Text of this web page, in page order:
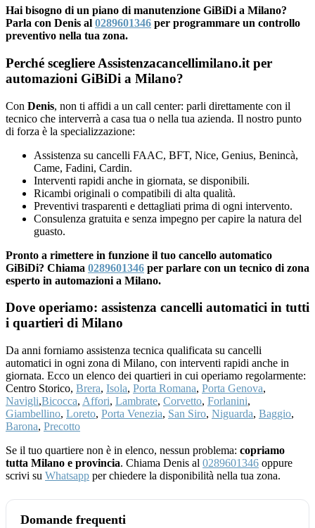
Hai bisogno di un piano di manutenzione GiBiDi a Milano?
Parla con Denis al 0289601346 per programmare un controllo
preventivo nella tua zona.
Perché scegliere Assistenzacancellimilano.it per
automazioni GiBiDi a Milano?
Con Denis, non ti affidi a un call center: parli direttamente con il
tecnico che interverrà a casa tua o nella tua azienda. Il nostro punto
di forza è la specializzazione:
Assistenza su cancelli FAAC, BFT, Nice, Genius, Benincà,
Came, Fadini, Cardin.
Interventi rapidi anche in giornata, se disponibili.
Ricambi originali o compatibili di alta qualità.
Preventivi trasparenti e dettagliati prima di ogni intervento.
Consulenza gratuita e senza impegno per capire la natura del
guasto.
Pronto a rimettere in funzione il tuo cancello automatico
GiBiDi? Chiama 0289601346 per parlare con un tecnico di zona
esperto in automazioni a Milano.
Dove operiamo: assistenza cancelli automatici in tutti
i quartieri di Milano
Da anni forniamo assistenza tecnica qualificata su cancelli
automatici in ogni zona di Milano, con interventi rapidi anche in
giornata. Ecco un elenco dei quartieri in cui operiamo regolarmente:
Centro Storico, Brera, Isola, Porta Romana, Porta Genova,
Navigli,Bicocca, Affori, Lambrate, Corvetto, Forlanini,
Giambellino, Loreto, Porta Venezia, San Siro, Niguarda, Baggio,
Barona, Precotto
Se il tuo quartiere non è in elenco, nessun problema: copriamo
tutta Milano e provincia. Chiama Denis al 0289601346 oppure
scrivi su Whatsapp per chiedere la disponibilità nella tua zona.
Domande frequenti